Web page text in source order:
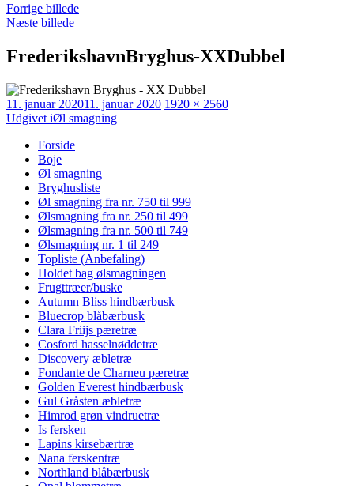
Forrige billede
Næste billede
FrederikshavnBryghus-XXDubbel
Udgivet
11. januar 202011. januar 2020 Faktisk
1920 × 2560
Indlægsnavigation
Udgivet iØl smagning
Forside
Boje
Øl smagning
Bryghusliste
Øl smagning fra nr. 750 til 999
Ølsmagning fra nr. 250 til 499
Ølsmagning fra nr. 500 til 749
Ølsmagning nr. 1 til 249
Topliste (Anbefaling)
Holdet bag ølsmagningen
Frugttræer/buske
Autumn Bliss hindbærbusk
Bluecrop blåbærbusk
Clara Friijs pæretræ
Cosford hasselnøddetræ
Discovery æbletræ
Fondante de Charneu pæretræ
Golden Everest hindbærbusk
Gul Gråsten æbletræ
Himrod grøn vindruetræ
Is fersken
Lapins kirsebærtræ
Nana ferskentræ
Northland blåbærbusk